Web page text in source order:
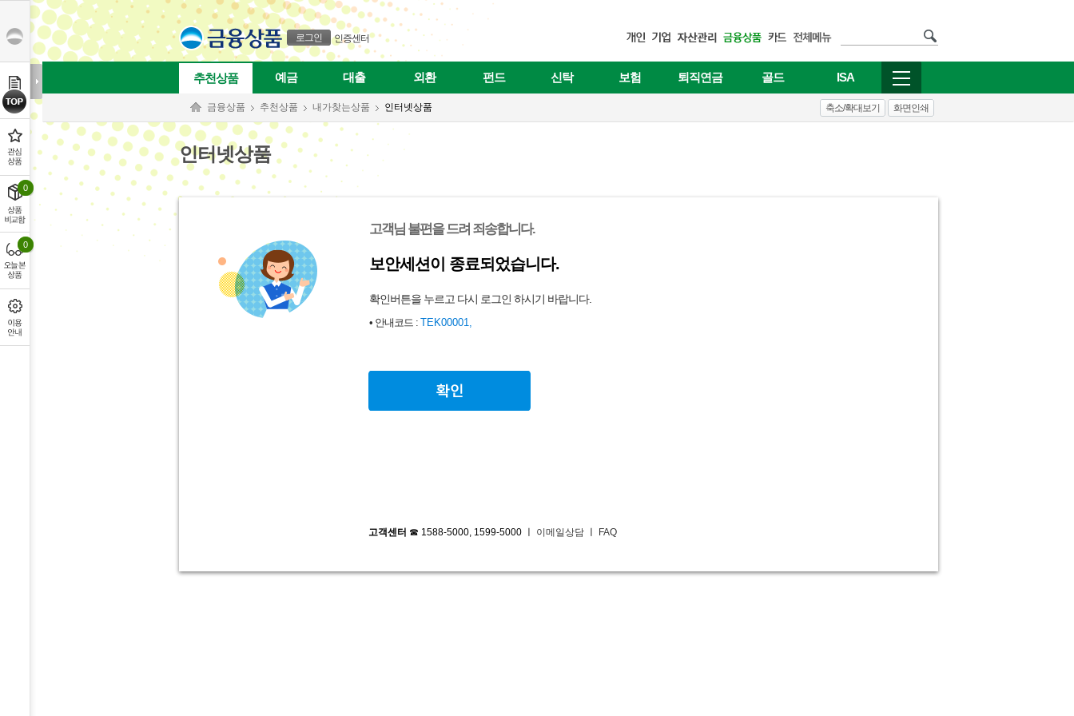
본문으로 바로가기
푸터 바로가기
로그인 인증센터
추천상품 예금 대출 외환 펀드 신탁 보험 퇴직연금 골드 ISA
금융상품 추천상품 내가찾는상품 인터넷상품 축소/확대보기 화면인쇄
인터넷상품
고객님 불편을 드려 죄송합니다.
보안세션이 종료되었습니다.
확인버튼을 누르고 다시 로그인 하시기 바랍니다.
• 안내코드 : TEK00001,
고객센터 ☎ 1588-5000, 1599-5000 ㅣ 이메일상담ㅣ FAQ
0
0